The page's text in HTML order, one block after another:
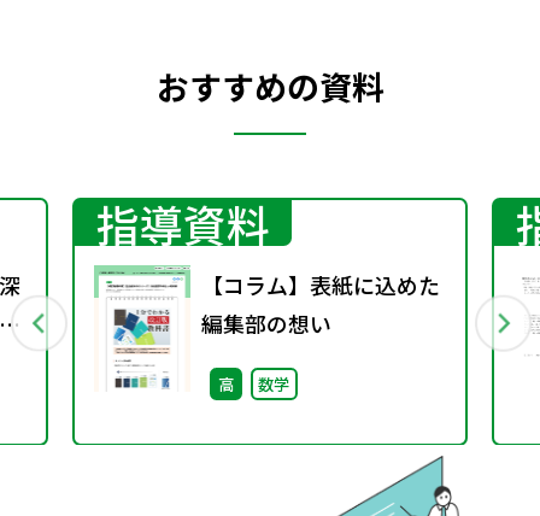
おすすめの資料
指導資料
【コラム】表紙に込めた
編集部の想い
高 数学